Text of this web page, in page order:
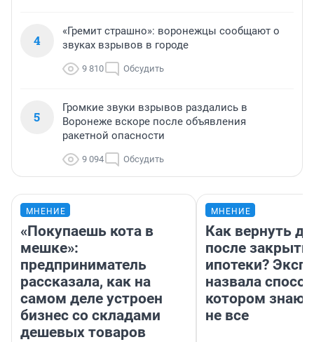
4
«Гремит страшно»: воронежцы сообщают о
звуках взрывов в городе
9 810 Обсудить
5
Громкие звуки взрывов раздались в
Воронеже вскоре после объявления
ракетной опасности
9 094 Обсудить
МНЕНИЕ
«Покупаешь кота в
мешке»:
предприниматель
рассказала, как на
самом деле устроен
бизнес со складами
дешевых товаров
МНЕНИЕ
Как вернуть
после
ипотеки?
назвала
котором
не все